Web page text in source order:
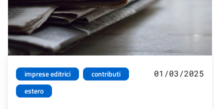
imprese editrici
contributi
estero
01/03/2025